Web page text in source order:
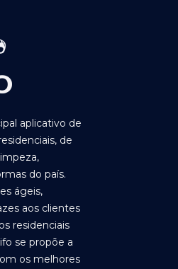
aplicativo de
de
do país.
ágeis,
aos clientes
residenciais
se propõe a
os melhores